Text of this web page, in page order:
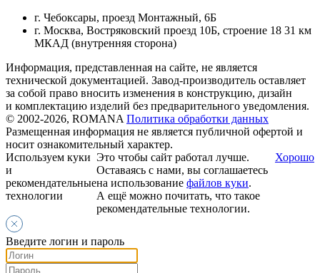
г. Чебоксары, проезд Монтажный, 6Б
г. Москва, Востряковский проезд 10Б, строение 18 31 км
МКАД (внутренняя сторона)
Информация, представленная на сайте, не является
технической документацией. Завод-производитель оставляет
за собой право вносить изменения в конструкцию, дизайн
и комплектацию изделий без предварительного уведомления.
© 2002-2026, ROMANA Политика обработки данных
Размещенная информация не является публичной офертой и
носит ознакомительный характер.
Используем куки
и
рекомендательные
технологии
Это чтобы сайт работал лучше.
Оставаясь с нами, вы соглашаетесь
на использование файлов куки.
А ещё можно почитать, что такое
рекомендательные технологии.
Хорошо
Введите логин и пароль